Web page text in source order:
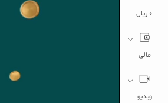
0 ریال
مالی
ویدیو